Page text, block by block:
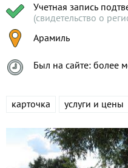
Учетная запись
(свидетельство о
Арамиль
Был на сайте: более
карточка услуги и цены